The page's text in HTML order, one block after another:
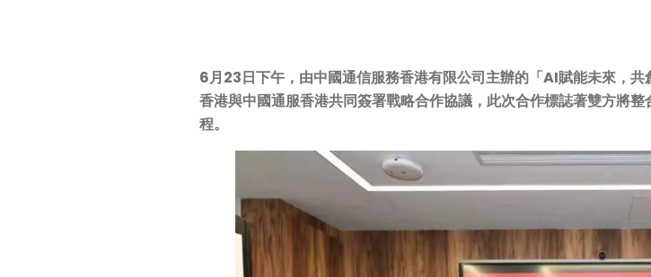
6月23日下午，由中國通信服務香港有限公司主辦的「AI賦能未來，
香港與中國通服香港共同簽署戰略合作協議，此次合作標誌著雙方將
程。